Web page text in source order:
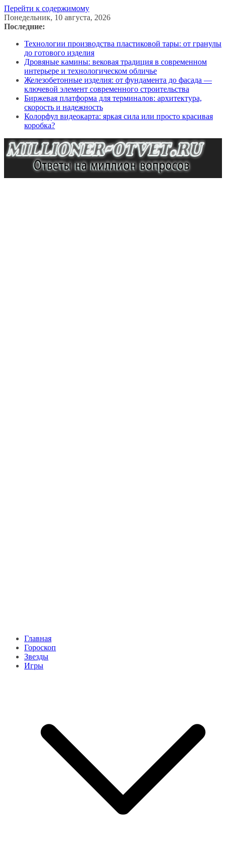
Перейти к содержимому
Понедельник, 10 августа, 2026
Последние:
Технологии производства пластиковой тары: от гранулы
до готового изделия
Дровяные камины: вековая традиция в современном
интерьере и технологическом обличье
Железобетонные изделия: от фундамента до фасада —
ключевой элемент современного строительства
Биржевая платформа для терминалов: архитектура,
скорость и надежность
Колорфул видеокарта: яркая сила или просто красивая
коробка?
Главная
Гороскоп
Звезды
Игры